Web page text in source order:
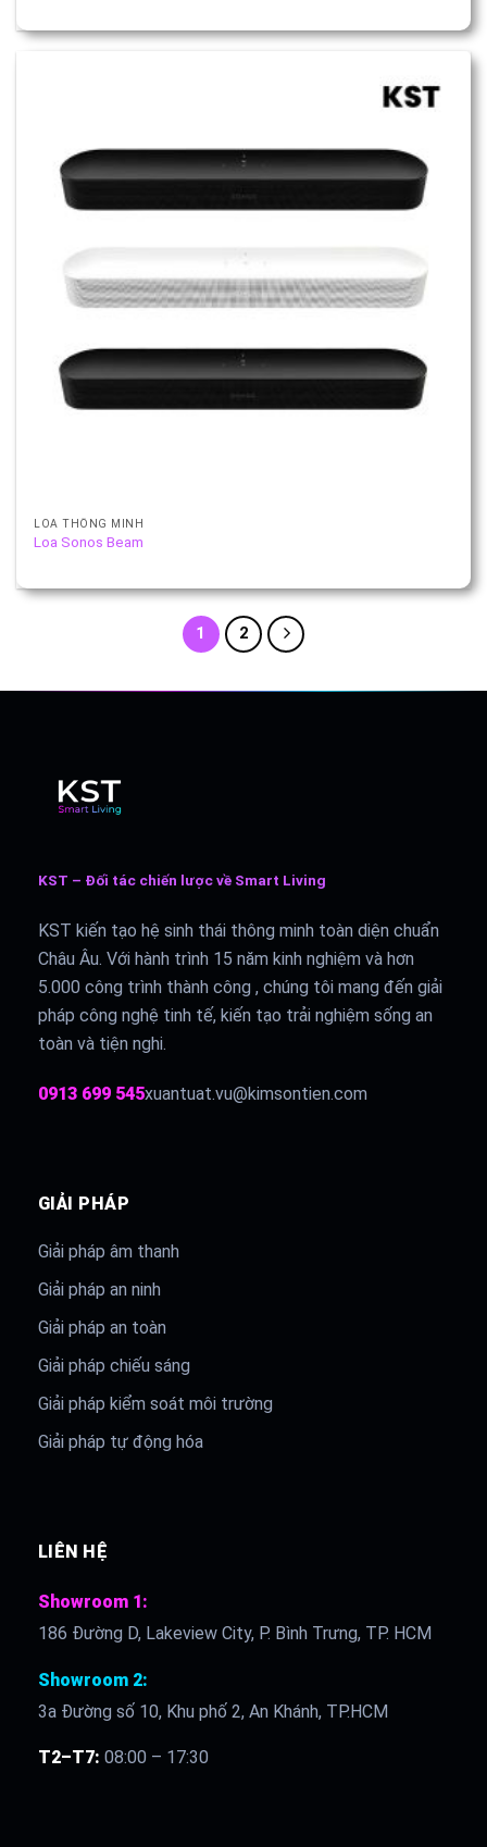
LOA THÔNG MINH
Loa Sonos Beam
1 2
KST – Đối tác chiến lược về Smart Living
KST kiến tạo hệ sinh thái thông minh toàn diện chuẩn
Châu Âu. Với hành trình 15 năm kinh nghiệm và hơn
5.000 công trình thành công , chúng tôi mang đến giải
pháp công nghệ tinh tế, kiến tạo trải nghiệm sống an
toàn và tiện nghi.
0913 699 545xuantuat.vu@kimsontien.com
GIẢI PHÁP
Giải pháp âm thanh
Giải pháp an ninh
Giải pháp an toàn
Giải pháp chiếu sáng
Giải pháp kiểm soát môi trường
Giải pháp tự động hóa
LIÊN HỆ
Showroom 1:
186 Đường D, Lakeview City, P. Bình Trưng, TP. HCM
Showroom 2:
3a Đường số 10, Khu phố 2, An Khánh, TP.HCM
T2–T7: 08:00 – 17:30